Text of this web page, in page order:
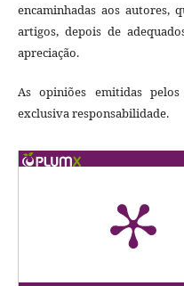
encaminhadas aos autores,
artigos, depois de
apreciação.
As opiniões emitidas
exclusiva responsabilidade.